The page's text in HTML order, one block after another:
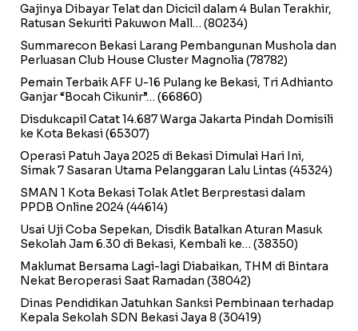
Gajinya Dibayar Telat dan Dicicil dalam 4 Bulan Terakhir,
Ratusan Sekuriti Pakuwon Mall… (80234)
Summarecon Bekasi Larang Pembangunan Mushola dan
Perluasan Club House Cluster Magnolia (78782)
Pemain Terbaik AFF U-16 Pulang ke Bekasi, Tri Adhianto
Ganjar “Bocah Cikunir”… (66860)
Disdukcapil Catat 14.687 Warga Jakarta Pindah Domisili
ke Kota Bekasi(65307)
Operasi Patuh Jaya 2025 di Bekasi Dimulai Hari Ini,
Simak 7 Sasaran Utama Pelanggaran Lalu Lintas (45324)
SMAN 1 Kota Bekasi Tolak Atlet Berprestasi dalam
PPDB Online 2024(44614)
Usai Uji Coba Sepekan, Disdik Batalkan Aturan Masuk
Sekolah Jam 6.30 di Bekasi, Kembali ke… (38350)
Maklumat Bersama Lagi-lagi Diabaikan, THM di Bintara
Nekat Beroperasi Saat Ramadan (38042)
Dinas Pendidikan Jatuhkan Sanksi Pembinaan terhadap
Kepala Sekolah SDN Bekasi Jaya 8 (30419)